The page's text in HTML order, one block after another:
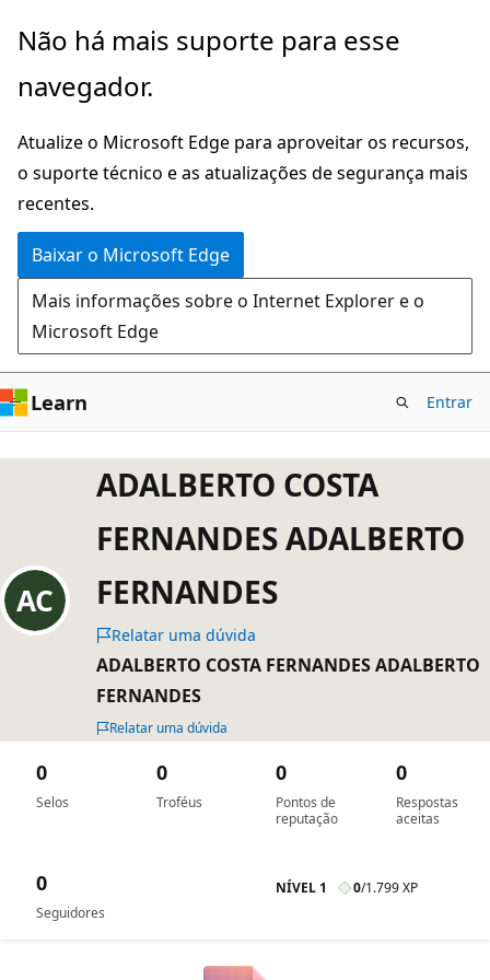
Pular
o
principal
Não há mais suporte para esse
navegador.
Atualize o Microsoft Edge para aproveitar os recursos,
o suporte técnico e as atualizações de segurança mais
recentes.
Baixar o Microsoft Edge
Mais informações sobre o Internet Explorer e o
Microsoft Edge
Learn Entrar
ADALBERTO COSTA
FERNANDES ADALBERTO
FERNANDES
Relatar uma dúvida
ADALBERTO COSTA FERNANDES ADALBERTO
FERNANDES
Relatar uma dúvida
Selos
0
Troféus
0
Pontos de
reputação
0
Respostas
aceitas
0
Seguidores
0 NÍVEL 1 0/1.799 XP